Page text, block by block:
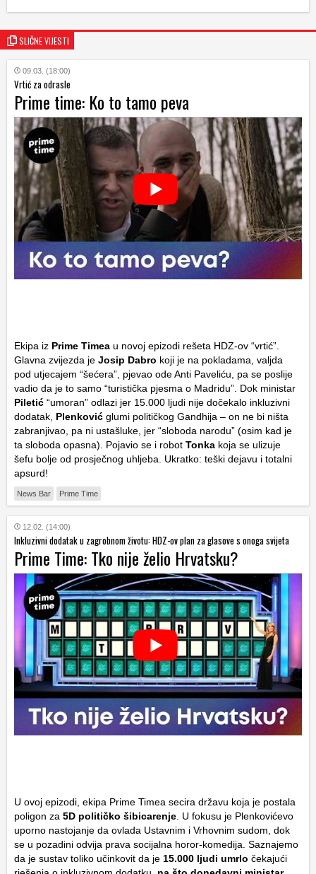
SLIČNE VIJESTI
09.03. (18:00)
Vrtić za odrasle
Prime time: Ko to tamo peva
Ekipa iz Prime Timea u novoj epizodi rešeta HDZ-ov “vrtić”.
Glavna zvijezda je Josip Dabro koji je na pokladama, valjda
pod utjecajem “šećera”, pjevao ode Anti Paveliću, pa se poslije
vadio da je to samo “turistička pjesma o Madridu”. Dok ministar
Piletić “umoran” odlazi jer 15.000 ljudi nije dočekalo inkluzivni
dodatak, Plenković glumi političkog Gandhija – on ne bi ništa
zabranjivao, pa ni ustašluke, jer “sloboda narodu” (osim kad je
ta sloboda opasna). Pojavio se i robot Tonka koja se ulizuje
šefu bolje od prosječnog uhljeba. Ukratko: teški dejavu i totalni
apsurd!
News Bar Prime Time
12.02. (14:00)
Inkluzivni dodatak u zagrobnom životu: HDZ-ov plan za glasove s onoga svijeta
Prime Time: Tko nije želio Hrvatsku?
U ovoj epizodi, ekipa Prime Timea secira državu koja je postala
poligon za 5D političko šibicarenje . U fokusu je Plenkovićevo
uporno nastojanje da ovlada Ustavnim i Vrhovnim sudom, dok
se u pozadini odvija prava socijalna horor-komedija. Saznajemo
da je sustav toliko učinkovit da je 15.000 ljudi umrlo čekajući